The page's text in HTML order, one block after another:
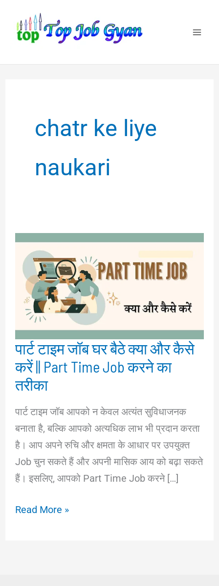
content
chatr ke liye
naukari
पार्ट टाइम जॉब घर बैठे क्या और कैसे
करें || Part Time Job करने का
तरीका
पार्ट टाइम जॉब आपको न केवल अत्यंत सुविधाजनक
बनाता है, बल्कि आपको अत्यधिक लाभ भी प्रदान करता
है। आप अपने रुचि और क्षमता के आधार पर उपयुक्त
Job चुन सकते हैं और अपनी मासिक आय को बढ़ा सकते
हैं। इसलिए, आपको Part Time Job करने […]
पार्ट
Read More »